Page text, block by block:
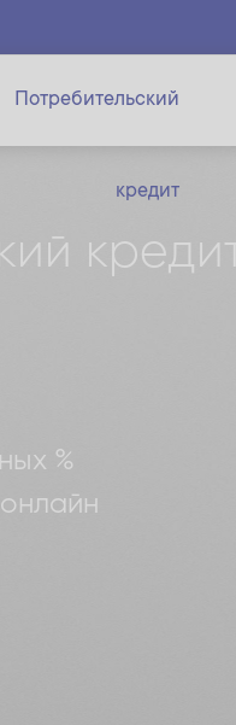
Потребительский
кредит
%